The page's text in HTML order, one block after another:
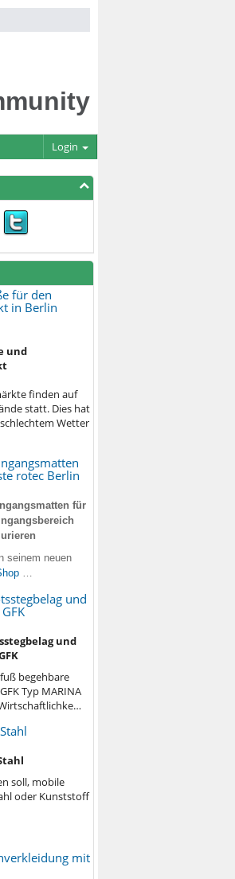
Login
für den
in Berlin
und
finden auf
statt. Dies hat
Wetter
rotec Berlin
für
seinem neuen
…
und
und
begehbare
Typ MARINA
soll, mobile
oder Kunststoff
mit